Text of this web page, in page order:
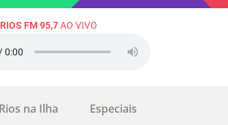
RIOS FM 95,7AO VIVO
Rios na Ilha Especiais